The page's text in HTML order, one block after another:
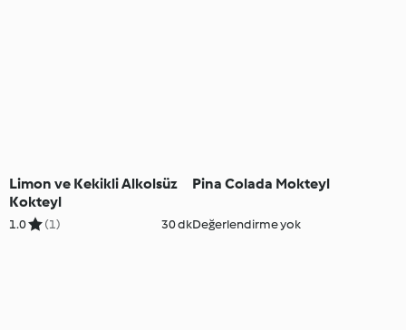
Limon ve Kekikli Alkolsüz
Kokteyl
1.0 (1) 30 dk
Pina Colada Mokteyl
Değerlendirme yok